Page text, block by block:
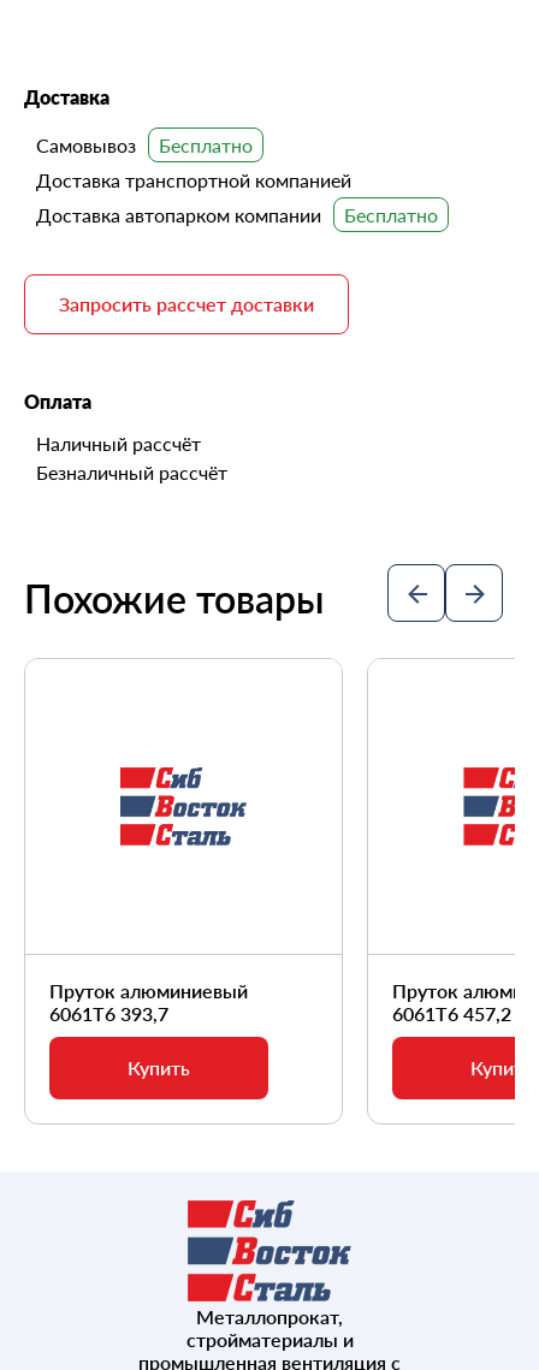
Доставка
Самовывоз
Доставка транспортной компанией
Доставка автопарком компании
Запросить рассчет доставки
Оплата
Наличный рассчёт
Безналичный рассчёт
Похожие товары
Пруток алюминиевый
6061Т6 393,7
Купить
Пруток
6061Т6 457,2
Купить
Металлопрокат,
стройматериалы и
промышленная вентиляция с